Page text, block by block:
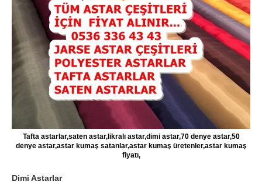
Tafta astarlar,saten astar,likralı astar,dimi astar,70 denye astar,50
denye astar,astar kumaş satanlar,astar kumaş üretenler,astar kumaş
fiyatı,
Dimi Astarlar